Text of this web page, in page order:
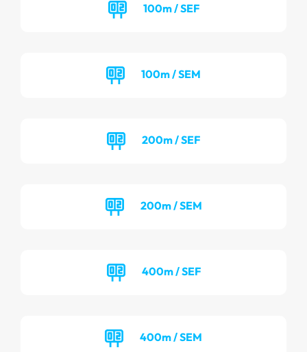
100m / SEF
100m / SEM
200m / SEF
200m / SEM
400m / SEF
400m / SEM